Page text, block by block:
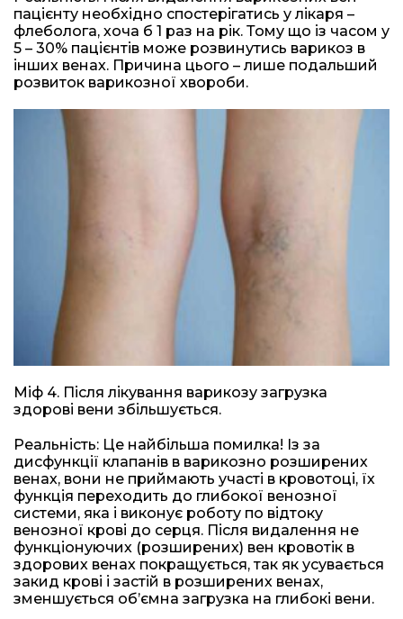
пацієнту необхідно спостерігатись у лікаря –
флеболога, хоча б 1 раз на рік. Тому що із часом у
5 – 30% пацієнтів може розвинутись варикоз в
інших венах. Причина цього – лише подальший
розвиток варикозної хвороби.
Міф 4. Після лікування варикозу загрузка
здорові вени збільшується.
Реальність: Це найбільша помилка! Із за
дисфункції клапанів в варикозно розширених
венах, вони не приймають участі в кровотоці, їх
функція переходить до глибокої венозної
системи, яка і виконує роботу по відтоку
венозної крові до серця. Після видалення не
функціонуючих (розширених) вен кровотік в
здорових венах покращується, так як усувається
закид крові і застій в розширених венах,
зменшується об’ємна загрузка на глибокі вени.